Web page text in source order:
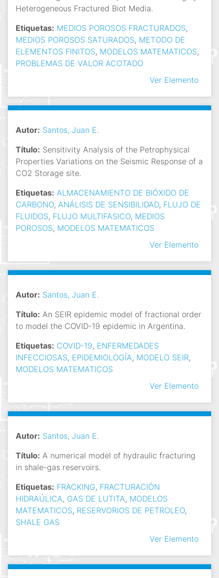
Heterogeneous Fractured Biot Media.
Etiquetas: MEDIOS POROSOS FRACTURADOS,
MEDIOS POROSOS SATURADOS, METODO DE
ELEMENTOS FINITOS, MODELOS MATEMATICOS,
PROBLEMAS DE VALOR ACOTADO
Ver Elemento
Autor: Santos, Juan E.
Título: Sensitivity Analysis of the Petrophysical
Properties Variations on the Seismic Response of a
CO2 Storage site.
Etiquetas: ALMACENAMIENTO DE BIÓXIDO DE
CARBONO, ANÁLISIS DE SENSIBILIDAD, FLUJO DE
FLUIDOS, FLUJO MULTIFASICO, MEDIOS
POROSOS, MODELOS MATEMATICOS
Ver Elemento
Autor: Santos, Juan E.
Título: An SEIR epidemic model of fractional order
to model the COVID-19 epidemic in Argentina.
Etiquetas: COVID-19, ENFERMEDADES
INFECCIOSAS, EPIDEMIOLOGÍA, MODELO SEIR,
MODELOS MATEMATICOS
Ver Elemento
Autor: Santos, Juan E.
Título: A numerical model of hydraulic fracturing
in shale-gas reservoirs.
Etiquetas: FRACKING, FRACTURACIÓN
HIDRAÚLICA, GAS DE LUTITA, MODELOS
MATEMATICOS, RESERVORIOS DE PETROLEO,
SHALE GAS
Ver Elemento